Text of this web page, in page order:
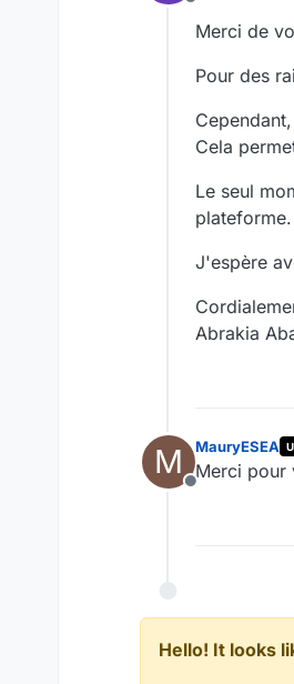
Offline
Merci de
Pour des
Cela
Le seul
plateforme.
J'espère
Abrakia
M
Offline
MauryESEA
Merci pour
Hello! It looks